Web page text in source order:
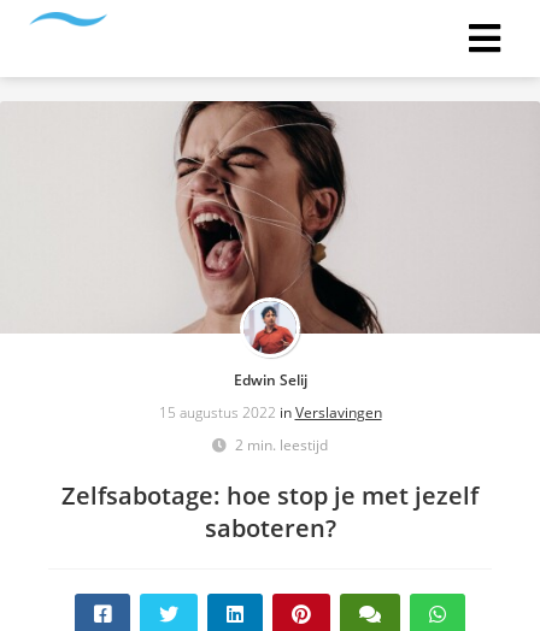
Edwin Selij
15 augustus 2022 inVerslavingen
2 min. leestijd
Zelfsabotage: hoe stop je met jezelf
saboteren?